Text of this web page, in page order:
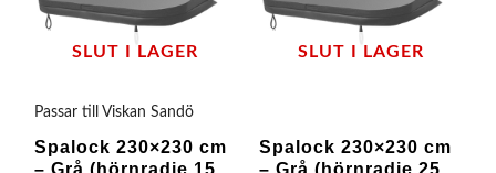
SLUT I LAGER
Passar till Viskan Sandö
Spalock 230×230 cm
– Grå (hörnradie 15
SLUT I LAGER
Spalock 230×230 cm
– Grå (hörnradie 25